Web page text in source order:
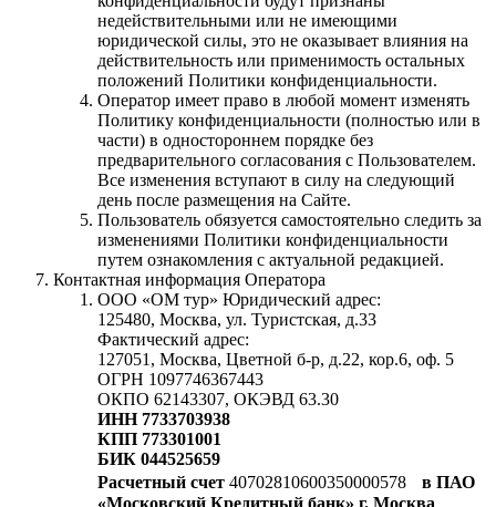
недействительными или не имеющими
юридической силы, это не оказывает влияния на
действительность или применимость остальных
положений Политики конфиденциальности.
Оператор имеет право в любой момент изменять
Политику конфиденциальности (полностью или в
части) в одностороннем порядке без
предварительного согласования с Пользователем.
Все изменения вступают в силу на следующий
день после размещения на Сайте.
Пользователь обязуется самостоятельно следить за
изменениями Политики конфиденциальности
путем ознакомления с актуальной редакцией.
Контактная информация Оператора
ООО «ОМ тур» Юридический адрес:
125480, Москва, ул. Туристская, д.33
Фактический адрес:
127051, Москва, Цветной б-р, д.22, кор.6, оф. 5
ОГРН 1097746367443
ОКПО 62143307, ОКЭВД 63.30
ИНН 7733703938
КПП 773301001
БИК 044525659
Расчетный счет 40702810600350000578 в ПАО